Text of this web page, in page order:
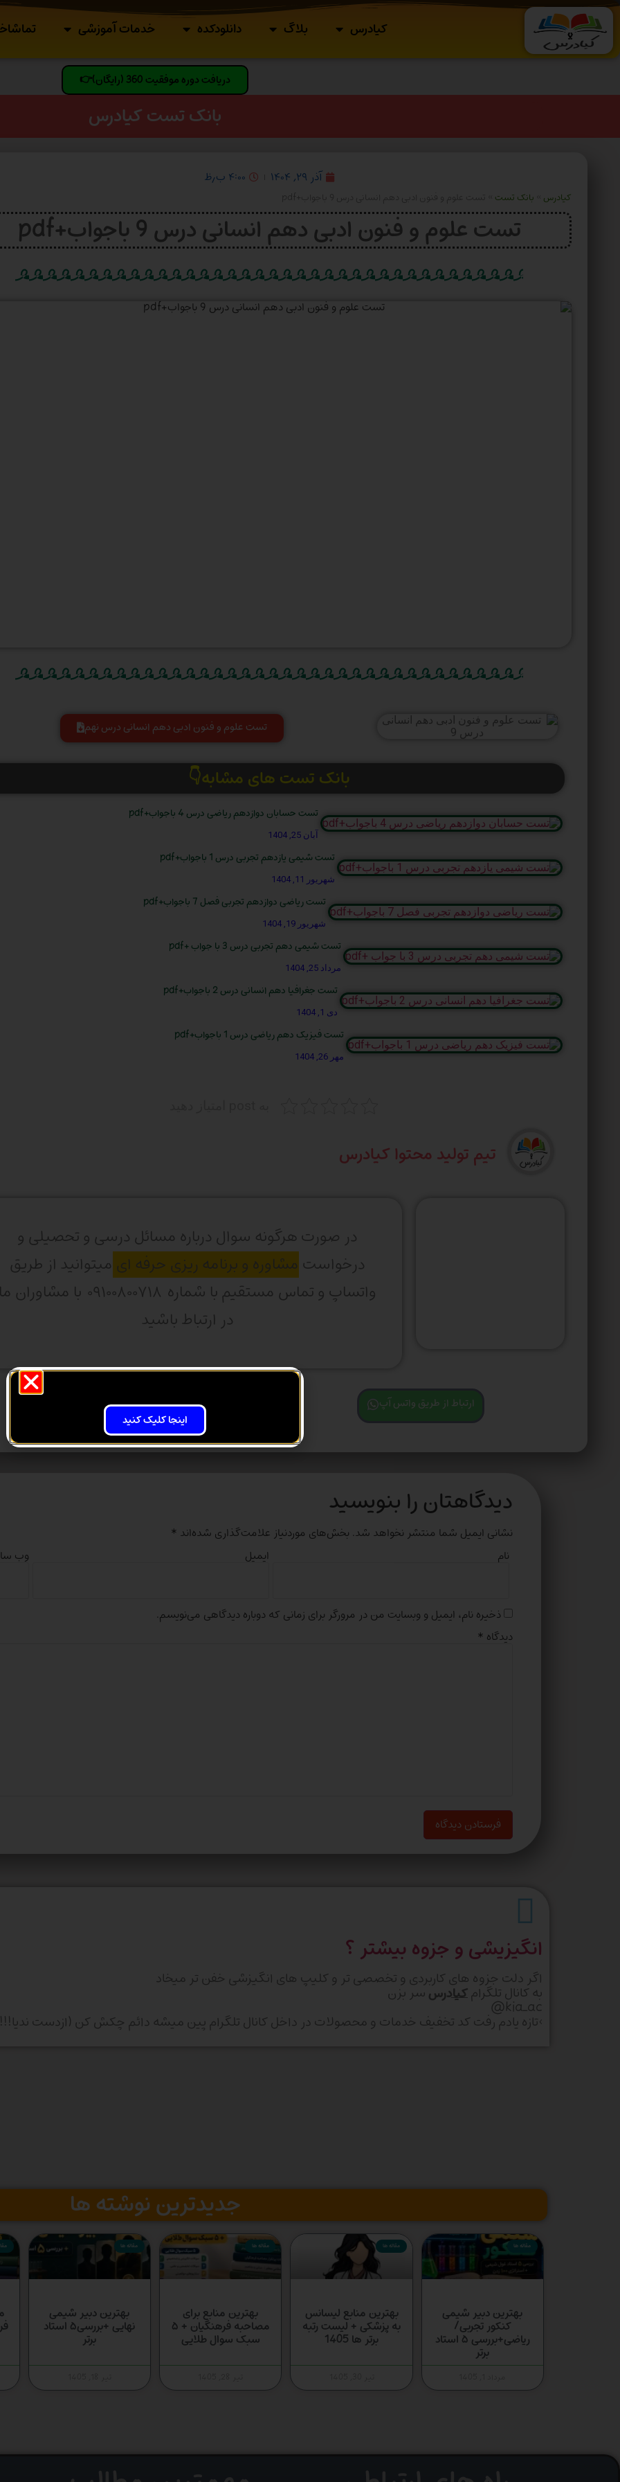
کیادرس بلاگ دانلودکده خدمات آموزشی
دریافت دوره موفقیت 360 (رایگان)👉
بانک تست کیادرس
آذر ۲۹, ۱۴۰۴ ۴:۰۰ ب٫ظ
کیادرس بانک تست
تست علوم و فنون ادبی دهم انسانی درس 9 باجواب+pdf
تست علوم و فنون ادبی دهم انسانی درس نهم
بانک تست های مشابه👇
تست حسابان دوازدهم ریاضی درس 4 باجواب+pdf
آبان 25, 1404
تست شیمی یازدهم تجربی درس 1 باجواب+pdf
شهریور 11, 1404
تست ریاضی دوازدهم تجربی فصل 7 باجواب+pdf
شهریور 19, 1404
تست شیمی دهم تجربی درس 3 با جواب +pdf
مرداد 25, 1404
تست جغرافیا دهم انسانی درس 2 باجواب+pdf
دی 1, 1404
تست فیزیک دهم ریاضی درس 1 باجواب+pdf
مهر 26, 1404
تیم تولید محتوا کیادرس
در صورت هرگونه سوال درباره مسائل درسی و تحصیلی و
درخواست مشاوره و برنامه ریزی حرفه ای میتوانید از طریق
واتساپ و تماس مستقیم با شماره ۰۹۱۰۰۸۰۰۷۱۸ با
در ارتباط باشید
ارتباط از طریق واتس آپ ارتباط از طریق تماس
دیدگاهتان را بنویسید
نشانی ایمیل شما منتشر نخواهد شد. بخش‌های موردنیاز علامت‌گذاری شده‌اند *
دیدگاه *
نام ایمیل وب‌
ذخیره نام، ایمیل و وبسایت من در مرورگر برای زمانی که دوباره دیدگاهی می‌نویسم.
انگیزیشی و جزوه بیشتر ؟
اگر دلت جزوه های کاربردی و تخصصی تر و کلیپ های انگیزشی خفن تر میخاد
به کانال تلگرامکیادرسسر بزن
kia_ac@
>تازه یادم رفت کد تخفیف خدمات و محصولات در داخل کانال تلگرام پین میشه دائم چکش کن (ازدست
جدیدترین نوشته ها
مقاله ها
بهترین دبیر شیمی
کنکور تجربی/
ریاضی+بررسی ۵ استاد
برتر
مقاله ها
بهترین منابع لیسانس
به پزشکی + لیست رتبه
برتر ها 1405
مقاله ها
بهترین منابع برای
مصاحبه فرهنگیان + ۵
سبک سوال طلایی
مقاله ها
بهترین دبیر شیمی
نهایی +بررسی۵ استاد
برتر
اینجا کلیک کنید